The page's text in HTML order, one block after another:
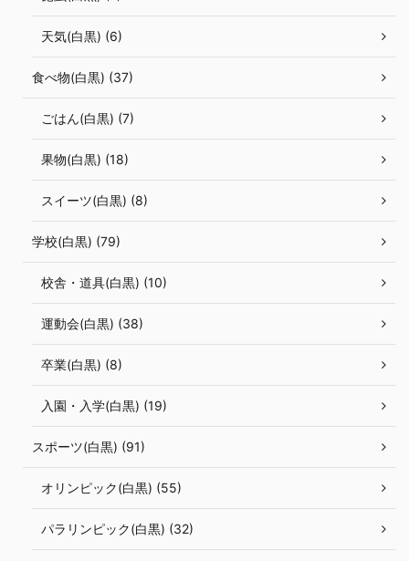
天気(白黒) (6)
食べ物(白黒) (37)
ごはん(白黒) (7)
果物(白黒) (18)
スイーツ(白黒) (8)
学校(白黒) (79)
校舎・道具(白黒) (10)
運動会(白黒) (38)
卒業(白黒) (8)
入園・入学(白黒) (19)
スポーツ(白黒) (91)
オリンピック(白黒) (55)
パラリンピック(白黒) (32)